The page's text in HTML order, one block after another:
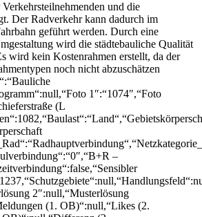
und die
Der Radverkehr kann dadurch im
geführt werden. Durch eine
wird die städtebauliche Qualität
wird kein Kostenrahmen erstellt, da der
noch nicht abzuschätzen
1″:“1074″,“Foto
(L
–
2″:null,“Musterlösung
(1. OB)“:null,“Likes (2.